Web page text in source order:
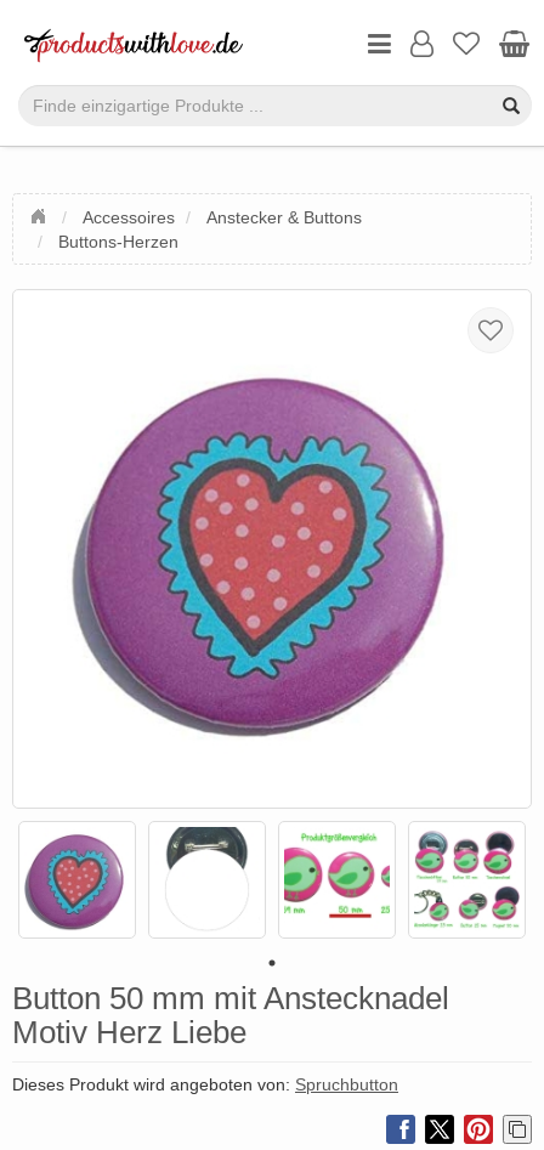
Accessoires
Anstecker & Buttons
Buttons-Herzen
Button 50 mm mit Anstecknadel
Motiv Herz Liebe
Dieses Produkt wird angeboten von: Spruchbutton